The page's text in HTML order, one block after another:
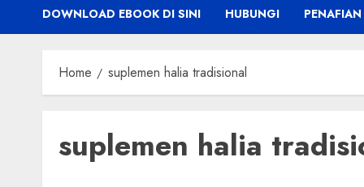
DOWNLOAD EBOOK DI SINI HUBUNGI PENAFIAN
Home suplemen halia tradisional
suplemen halia